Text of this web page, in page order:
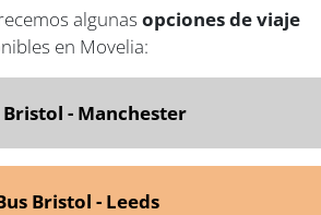
algunas opciones de viaje
en Movelia:
Bristol - Manchester
Bristol - Leeds